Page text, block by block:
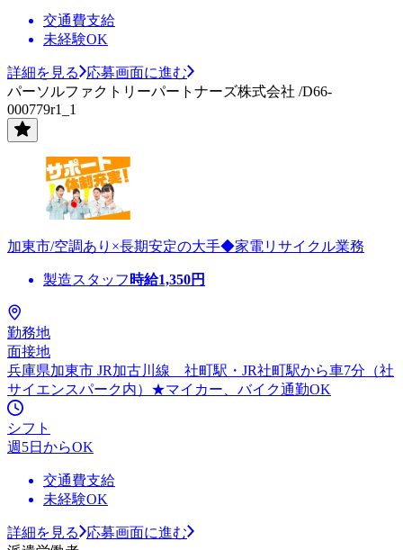
交通費支給
未経験OK
詳細を見る
応募画面に進む
パーソルファクトリーパートナーズ株式会社 /D66-
000779r1_1
加東市/空調あり×長期安定の大手◆家電リサイクル業務
製造スタッフ 時給1,350円
勤務地
面接地
兵庫県加東市 JR加古川線 社町駅・JR社町駅から車7分（社
サイエンスパーク内）★マイカー、バイク通勤OK
シフト
週5日からOK
交通費支給
未経験OK
詳細を見る
応募画面に進む